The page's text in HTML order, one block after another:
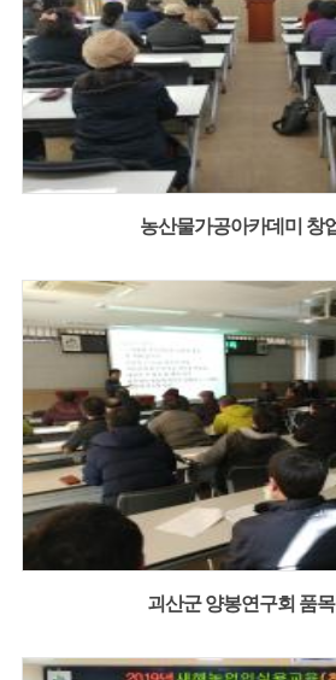
농산물가공아카데미 창
괴산군 양봉연구회 품